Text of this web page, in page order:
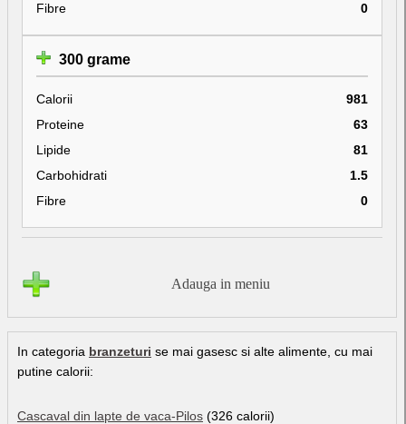
Fibre
0
300 grame
Calorii
981
Proteine
63
Lipide
81
Carbohidrati
1.5
Fibre
0
Adauga in meniu
In categoria branzeturi se mai gasesc si alte alimente, cu mai
putine calorii:
Cascaval din lapte de vaca-Pilos (326 calorii)